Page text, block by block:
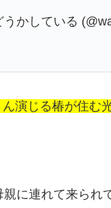
かしている
演じる椿が住む
に連れて来られ